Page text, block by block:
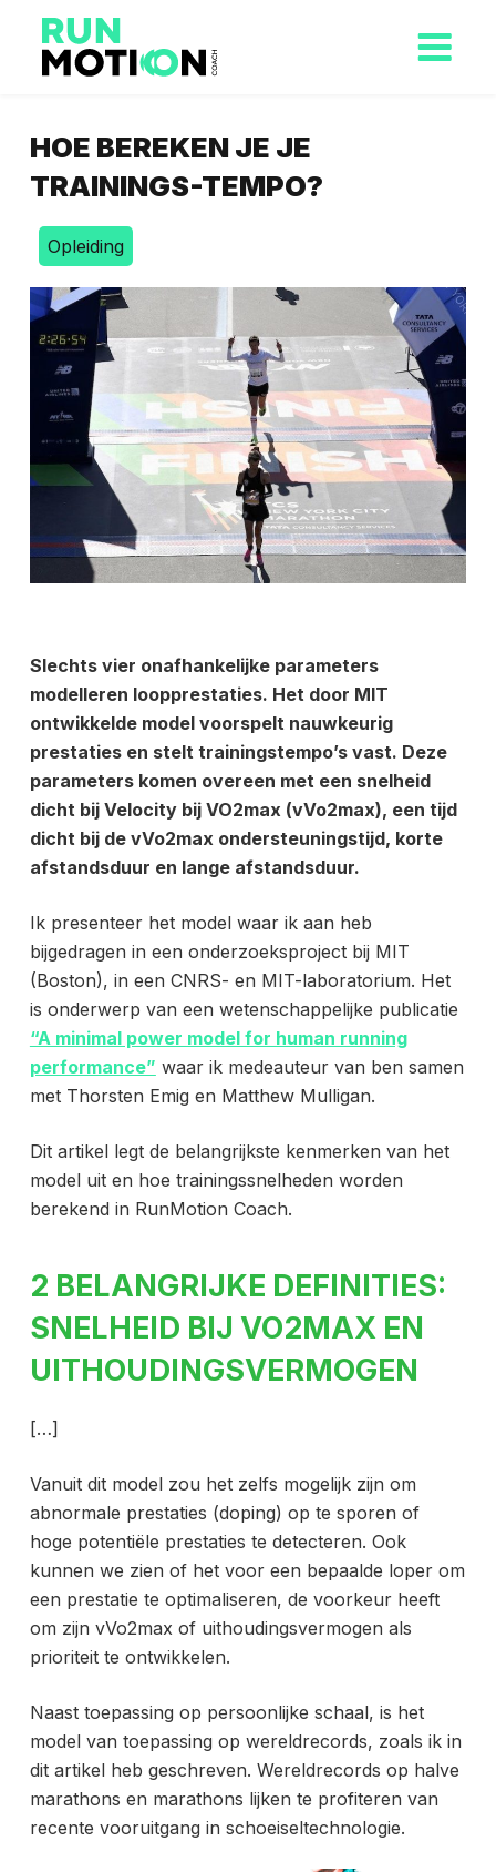
HOE BEREKEN JE JE
TRAININGS-TEMPO?
Opleiding
Slechts vier onafhankelijke parameters
modelleren loopprestaties. Het door MIT
ontwikkelde model voorspelt nauwkeurig
prestaties en stelt trainingstempo’s vast. Deze
parameters komen overeen met een snelheid
dicht bij Velocity bij VO2max (vVo2max), een tijd
dicht bij de vVo2max ondersteuningstijd, korte
afstandsduur en lange afstandsduur.
Ik presenteer het model waar ik aan heb
bijgedragen in een onderzoeksproject bij MIT
(Boston), in een CNRS- en MIT-laboratorium. Het
is onderwerp van een wetenschappelijke publicatie
“A minimal power model for human running
performance” waar ik medeauteur van ben samen
met Thorsten Emig en Matthew Mulligan.
Dit artikel legt de belangrijkste kenmerken van het
model uit en hoe trainingssnelheden worden
berekend in RunMotion Coach.
2 BELANGRIJKE DEFINITIES:
SNELHEID BIJ VO2MAX EN
UITHOUDINGSVERMOGEN
[…]
Vanuit dit model zou het zelfs mogelijk zijn om
abnormale prestaties (doping) op te sporen of
hoge potentiële prestaties te detecteren. Ook
kunnen we zien of het voor een bepaalde loper om
een prestatie te optimaliseren, de voorkeur heeft
om zijn vVo2max of uithoudingsvermogen als
prioriteit te ontwikkelen.
Naast toepassing op persoonlijke schaal, is het
model van toepassing op wereldrecords, zoals ik in
dit artikel heb geschreven. Wereldrecords op halve
marathons en marathons lijken te profiteren van
recente vooruitgang in schoeiseltechnologie.